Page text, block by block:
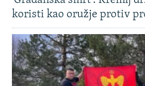
koristi kao oružje protiv